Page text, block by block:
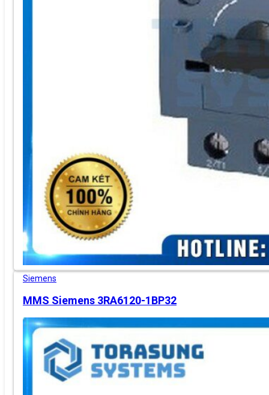
Siemens
MMS Siemens 3RA6120-1BP32